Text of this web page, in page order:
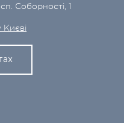
Соборності, 1
Києві